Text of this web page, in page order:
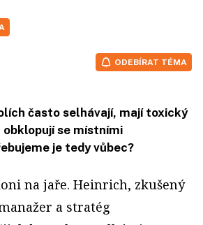
ODEBÍRAT TÉMA
často selhávají, mají toxický
obklopují se místními
je tedy vůbec?
na jaře. Heinrich, zkušený
a stratég